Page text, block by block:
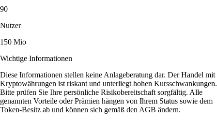
90
Nutzer
150 Mio
Wichtige Informationen
Diese Informationen stellen keine Anlageberatung dar. Der Handel mit
Kryptowährungen ist riskant und unterliegt hohen Kursschwankungen.
Bitte prüfen Sie Ihre persönliche Risikobereitschaft sorgfältig. Alle
genannten Vorteile oder Prämien hängen von Ihrem Status sowie dem
Token-Besitz ab und können sich gemäß den AGB ändern.